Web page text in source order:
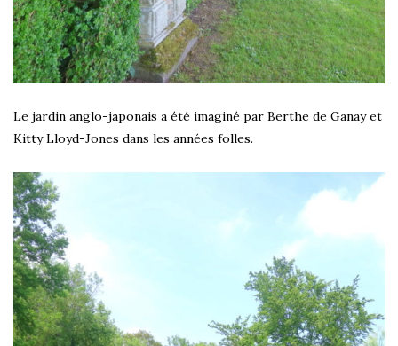
Le jardin anglo-japonais a été imaginé par Berthe de Ganay et
Kitty Lloyd-Jones dans les années folles.